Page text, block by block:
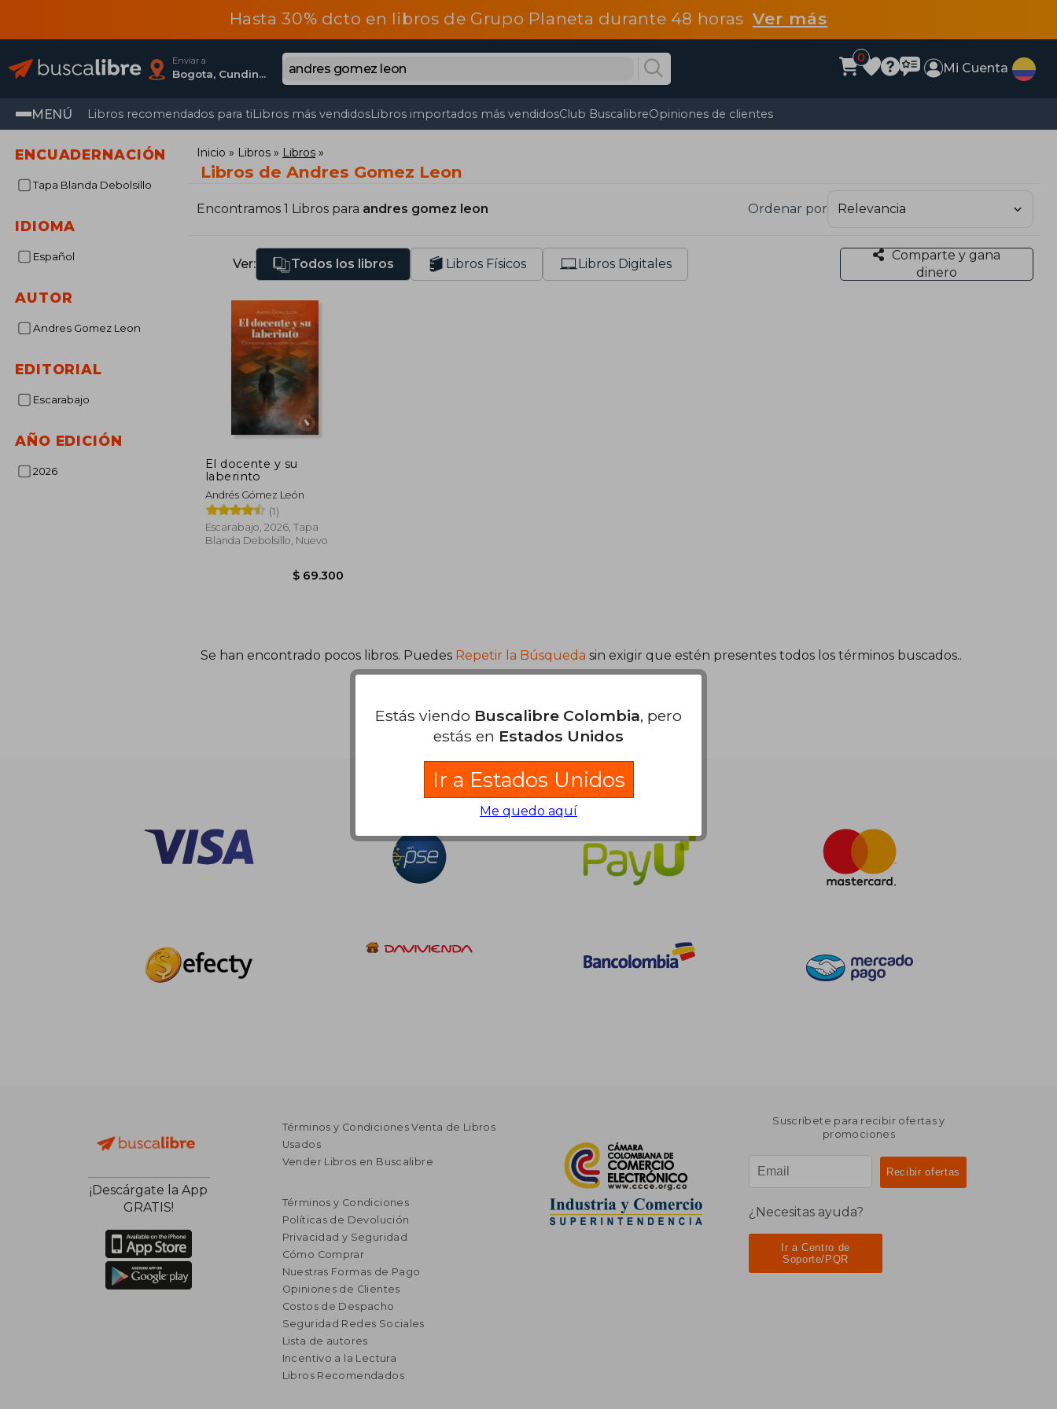
Hasta 30% dcto en libros de Grupo Planeta durante 48 horasVer más
Enviar a
Bogota, Cundinamarca
0
Mi Cuenta
MENÚ Libros recomendados para tiLibros más vendidosLibros importados más vendidosClub BuscalibreOpiniones de clientes
ENCUADERNACIÓN
Tapa Blanda Debolsillo
IDIOMA
Español
AUTOR
Andres Gomez Leon
EDITORIAL
Escarabajo
AÑO EDICIÓN
2026
Inicio Libros Libros
Libros de Andres Gomez Leon
Encontramos 1 Libros para andres gomez leon Ordenar por
Ver: Todos los libros Libros Físicos Libros Digitales
Comparte y gana
dinero
El docente y su
laberinto
Andrés Gómez León
(1)
Escarabajo, 2026, Tapa
Blanda Debolsillo, Nuevo
Se han encontrado pocos libros. Puedes Repetir la Búsqueda sin exigir que estén presentes todos los términos buscados..
Nuestras Formas de Pago
¡Descárgate la App
GRATIS!
Términos y Condiciones Venta de Libros
Usados
Vender Libros en Buscalibre
Términos y Condiciones
Políticas de Devolución
Privacidad y Seguridad
Cómo Comprar
Nuestras Formas de Pago
Opiniones de Clientes
Costos de Despacho
Seguridad Redes Sociales
Lista de autores
Incentivo a la Lectura
Libros Recomendados
Suscríbete para recibir ofertas y
promociones
¿Necesitas ayuda?
Ir a Centro de
Soporte/PQR
Estás viendo Buscalibre Colombia, pero
estás en Estados Unidos
Ir a Estados Unidos
Me quedo aquí